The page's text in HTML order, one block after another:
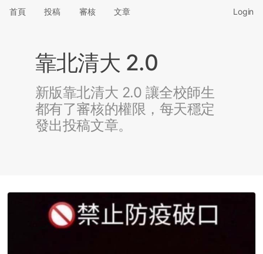
首頁 投稿 審核 文章 Login
靠北清大 2.0
新版靠北清大 2.0 讓全校師生
都有了審核的權限，每天穩定
發出投稿文章。